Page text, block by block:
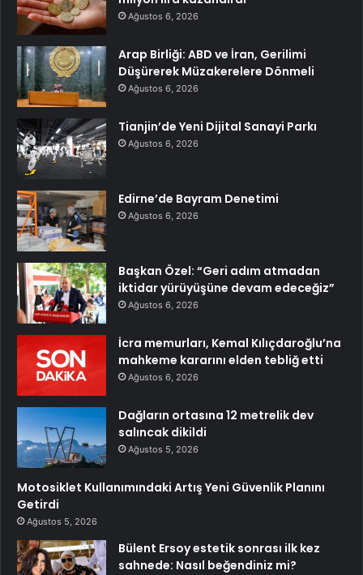
Ağustos 6, 2026
Arap Birliği: ABD ve İran, Gerilimi
Düşürerek Müzakerelere Dönmeli
Ağustos 6, 2026
Tianjin’de Yeni Dijital Sanayi Parkı
Ağustos 6, 2026
Edirne’de Bayram Denetimi
Ağustos 6, 2026
Başkan Özel: “Geri adım atmadan
iktidar yürüyüşüne devam edeceğiz”
Ağustos 6, 2026
İcra memurları, Kemal Kılıçdaroğlu’na
mahkeme kararını elden tebliğ etti
Ağustos 6, 2026
Dağların ortasına 12 metrelik dev
salıncak dikildi
Ağustos 5, 2026
Motosiklet Kullanımındaki Artış Yeni Güvenlik Planını
Getirdi
Ağustos 5, 2026
Bülent Ersoy estetik sonrası ilk kez
sahnede: Nasıl beğendiniz mi?